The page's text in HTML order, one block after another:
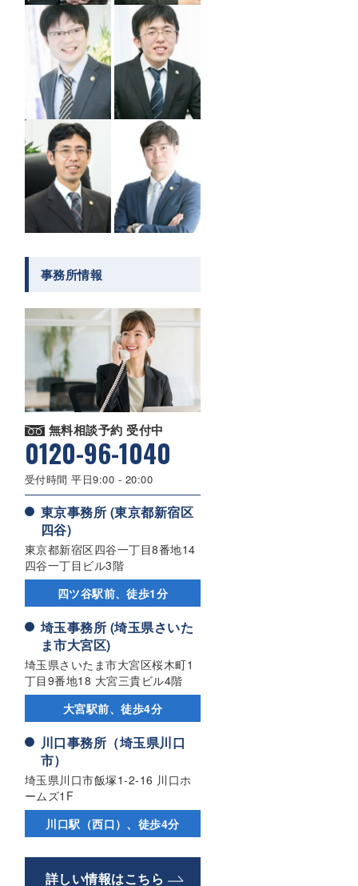
事務所情報
無料相談予約 受付中
0120-96-1040
受付時間 平日9:00 - 20:00
東京事務所 (東京都新宿区
四谷)
東京都新宿区四谷一丁目8番地14
四谷一丁目ビル3階
四ツ谷駅前、徒歩1分
埼玉事務所 (埼玉県さいた
ま市大宮区)
埼玉県さいたま市大宮区桜木町1
丁目9番地18 大宮三貴ビル4階
大宮駅前、徒歩4分
川口事務所（埼玉県川口
市）
埼玉県川口市飯塚1-2-16 川口ホ
ームズ1F
川口駅（西口）、徒歩4分
詳しい情報はこちら